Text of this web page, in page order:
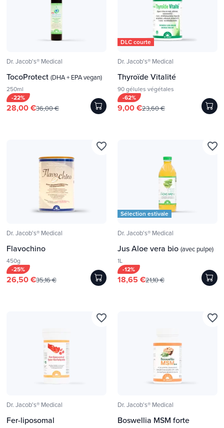
Dr. Jacob's® Medical
TocoProtect (DHA + EPA vegan)
250ml
-22%
28,00 €36,00 €
DLC courte
Dr. Jacob's® Medical
Thyroïde Vitalité
90 gélules végétales
-62%
9,00 €23,60 €
Dr. Jacob's® Medical
Flavochino
450g
-25%
26,50 €35,16 €
favorite_border
Sélection estivale
Dr. Jacob's® Medical
Jus Aloe vera bio (avec pulpe)
1L
-12%
18,65 €21,10 €
favorite_border
Dr. Jacob's® Medical
Fer-liposomal
favorite_border
Dr. Jacob's® Medical
Boswellia MSM forte
favorite_border